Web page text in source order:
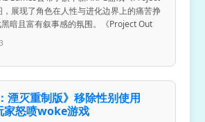
展现了角色在人性与进化边界上的痛苦挣
暗且富有叙事感的氛围。《Project Out
湮灭重制版》移除性别使用
怒喷woke游戏